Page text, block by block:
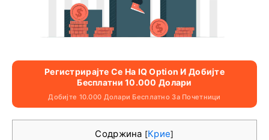
Регистрирајте Се На IQ Option И Добијте
Бесплатни 10.000 Долари
Добијте 10.000 Долари Бесплатно За Почетници
Содржина [Крие]